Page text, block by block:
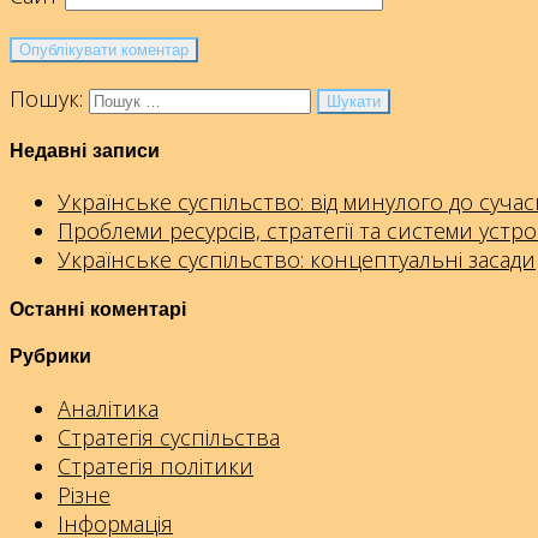
Пошук:
Недавні записи
Українське суспільство: від минулого до
Проблеми ресурсів, стратегії та системи
Українське суспільство: концептуальні засади
Останні коментарі
Рубрики
Аналітика
Стратегія суспільства
Стратегія політики
Різне
Інформація